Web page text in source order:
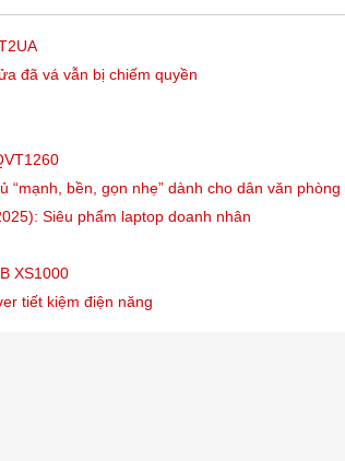
đã vá vẫn bị chiếm quyền
“mạnh, bền, gọn nhẹ” dành cho dân văn phòng
Siêu phẩm laptop doanh nhân
XS1000
tiết kiệm điện năng